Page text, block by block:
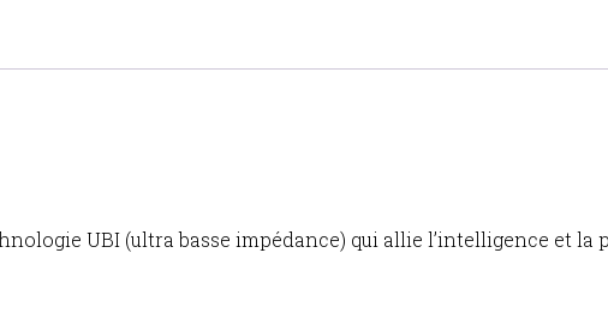
UBI (ultra basse impédance) qui allie l’intelligence et la